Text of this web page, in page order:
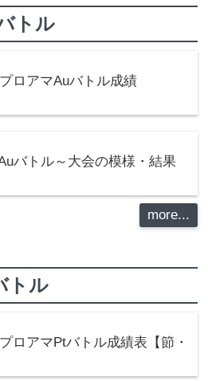
トル
ロアマAuバトル成績
バトル～大会の模様・結果
more...
トル
ロアマPtバトル成績表【節・